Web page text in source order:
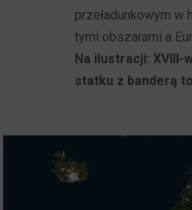
przeładunkowym w
tymi obszarami a
Na ilustracji: XVIII-
statku z banderą